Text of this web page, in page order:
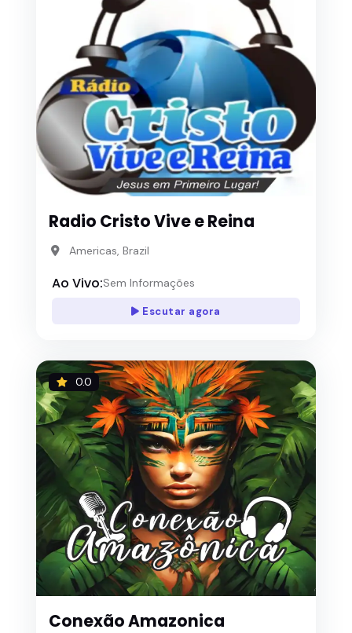
Radio Cristo Vive e Reina
Americas, Brazil
Ao Vivo:Sem Informações
Escutar agora
0.0
Conexão Amazonica